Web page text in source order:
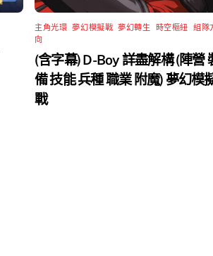
主角光環 ,夢幻模擬戰 ,夢幻轉生 時空樞紐 ,組隊
向
(含字幕) D-Boy 詳盡解構 (陣營
備 技能 兵種 職業 附魔) 夢幻模
戰